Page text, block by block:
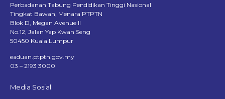
Perbadanan Tabung Pendidikan Tinggi Nasional
Tingkat Bawah, Menara PTPTN
Blok D, Megan Avenue II
No.12, Jalan Yap Kwan Seng
50450 Kuala Lumpur
eaduan.ptptn.gov.my
03 – 2193 3000
Media Sosial